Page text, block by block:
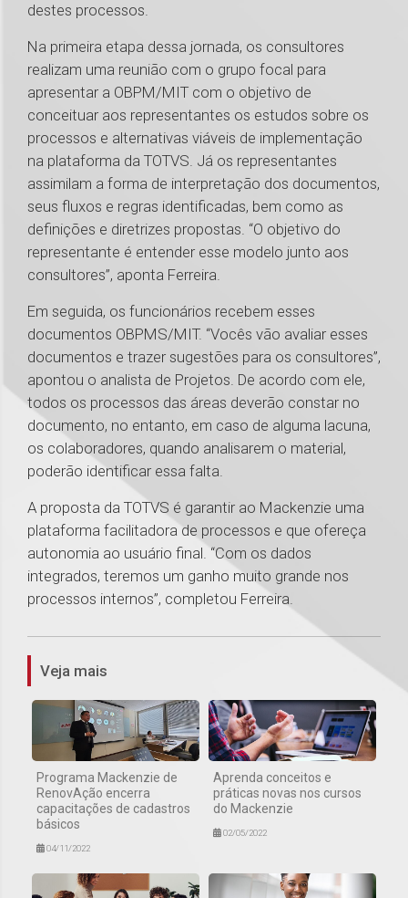
destes processos.
Na primeira etapa dessa jornada, os consultores
realizam uma reunião com o grupo focal para
apresentar a OBPM/MIT com o objetivo de
conceituar aos representantes os estudos sobre os
processos e alternativas viáveis de implementação
na plataforma da TOTVS. Já os representantes
assimilam a forma de interpretação dos documentos,
seus fluxos e regras identificadas, bem como as
definições e diretrizes propostas. “O objetivo do
representante é entender esse modelo junto aos
consultores”, aponta Ferreira.
Em seguida, os funcionários recebem esses
documentos OBPMS/MIT. “Vocês vão avaliar esses
documentos e trazer sugestões para os consultores”,
apontou o analista de Projetos. De acordo com ele,
todos os processos das áreas deverão constar no
documento, no entanto, em caso de alguma lacuna,
os colaboradores, quando analisarem o material,
poderão identificar essa falta.
A proposta da TOTVS é garantir ao Mackenzie uma
plataforma facilitadora de processos e que ofereça
autonomia ao usuário final. “Com os dados
integrados, teremos um ganho muito grande nos
processos internos”, completou Ferreira.
1
Veja mais
Programa Mackenzie de
RenovAção encerra
capacitações de cadastros
básicos
04/11/2022
Aprenda conceitos e
práticas novas nos cursos
do Mackenzie
02/05/2022